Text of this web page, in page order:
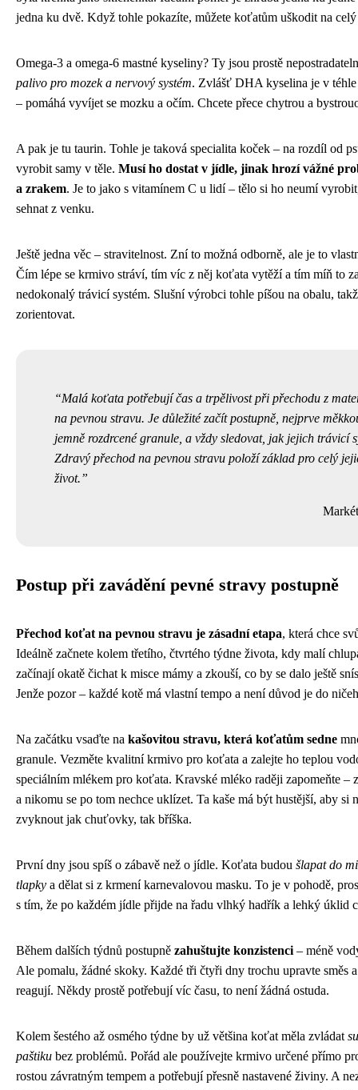
jedna ku dvě. Když tohle pokazíte, můžete koťatům uškodit na
Omega-3 a omega-6 mastné kyseliny? Ty jsou prostě
palivo pro mozek a nervový systém. Zvlášť DHA kyselina je v
– pomáhá vyvíjet se mozku a očím. Chcete přece chytrou a
A pak je tu taurin. Tohle je taková specialita koček – na rozdíl od
vyrobit samy v těle. Musí ho dostat v jídle, jinak hrozí vážné
a zrakem. Je to jako s vitamínem C u lidí – tělo si ho neumí
sehnat z venku.
Ještě jedna věc – stravitelnost. Zní to možná odborně, ale je to
Čím lépe se krmivo stráví, tím víc z něj koťata vytěží a tím míň to
nedokonalý trávicí systém. Slušní výrobci tohle píšou na obalu,
zorientovat.
Malá koťata potřebují čas a trpělivost při přechodu z
na pevnou stravu. Je důležité začít postupně, nejprve
jemně rozdrcené granule, a vždy sledovat, jak jejich trávicí
Zdravý přechod na pevnou stravu položí základ pro celý
život.
Postup při zavádění pevné stravy postupně
Přechod koťat na pevnou stravu je zásadní etapa, která chce
Ideálně začnete kolem třetího, čtvrtého týdne života, kdy malí
začínají okatě čichat k misce mámy a zkouší, co by se dalo ještě
Jenže pozor – každé kotě má vlastní tempo a není důvod je do
Na začátku vsaďte na kašovitou stravu, která koťatům sedne
granule. Vezměte kvalitní krmivo pro koťata a zalejte ho teplou
speciálním mlékem pro koťata. Kravské mléko raději zapomeňte –
a nikomu se po tom nechce uklízet. Ta kaše má být hustější, aby si
zvyknout jak chuťovky, tak bříška.
První dny jsou spíš o zábavě než o jídle. Koťata budou šlapat do
tlapky a dělat si z krmení karnevalovou masku. To je v pohodě,
s tím, že po každém jídle přijde na řadu vlhký hadřík a lehký úklid
Během dalších týdnů postupně zahuštujte konzistenci – méně
Ale pomalu, žádné skoky. Každé tři čtyři dny trochu upravte směs
reagují. Někdy prostě potřebují víc času, to není žádná ostuda.
Kolem šestého až osmého týdne by už většina koťat měla zvládat
paštiku bez problémů. Pořád ale používejte krmivo určené přímo
rostou závratným tempem a potřebují přesně nastavené živiny. A